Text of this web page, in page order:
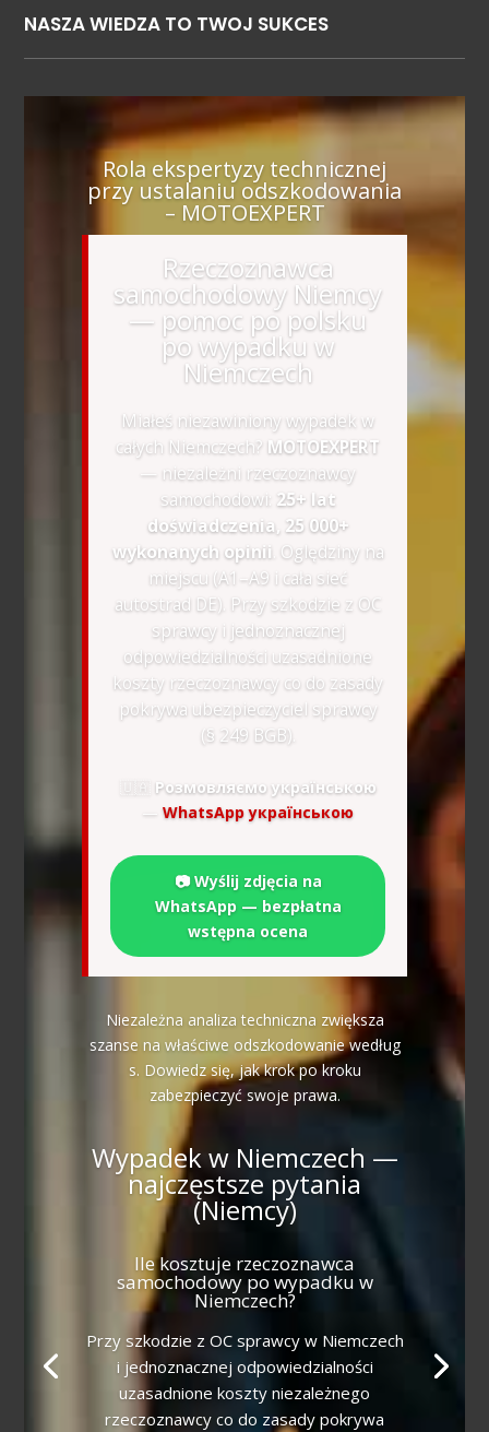
NASZA WIEDZA TO TWOJ SUKCES
Rola ekspertyzy technicznej
przy ustalaniu odszkodowania
– MOTOEXPERT
Rzeczoznawca
samochodowy Niemcy
— pomoc po polsku
po wypadku w
Niemczech
Miałeś niezawiniony wypadek w
całych Niemczech? MOTOEXPERT
— niezależni rzeczoznawcy
samochodowi: 25+ lat
doświadczenia, 25 000+
wykonanych opinii . Oględziny na
miejscu (A1–A9 i cała sieć
autostrad DE). Przy szkodzie z OC
sprawcy i jednoznacznej
odpowiedzialności uzasadnione
koszty rzeczoznawcy co do zasady
pokrywa ubezpieczyciel sprawcy
(§ 249 BGB).
🇺🇦 Розмовляємо українською
— WhatsApp українською
📷 Wyślij zdjęcia na
WhatsApp — bezpłatna
wstępna ocena
Niezależna analiza techniczna zwiększa
szanse na właściwe odszkodowanie według
s. Dowiedz się, jak krok po kroku
zabezpieczyć swoje prawa.
Wypadek w Niemczech —
najczęstsze pytania
(Niemcy)
Ile kosztuje rzeczoznawca
samochodowy po wypadku w
Niemczech?
Przy szkodzie z OC sprawcy w Niemczech
i jednoznacznej odpowiedzialności
uzasadnione koszty niezależnego
rzeczoznawcy co do zasady pokrywa